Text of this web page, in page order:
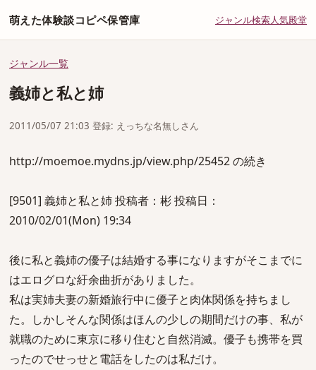
萌えた体験談コピペ保管庫 ジャンル検索人気殿堂
ジャンル一覧
義姉と私と姉
2011/05/07 21:03 登録: えっちな名無しさん
http://moemoe.mydns.jp/view.php/25452 の続き
[9501] 義姉と私と姉 投稿者：彬 投稿日：
2010/02/01(Mon) 19:34
後に私と義姉の優子は結婚する事になりますがそこまでに
はエログロな紆余曲折がありました。
私は実姉夫妻の新婚旅行中に優子と肉体関係を持ちまし
た。しかしそんな関係はほんの少しの期間だけの事、私が
就職のために東京に移り住むと自然消滅。優子も携帯を買
ったのでせっせと電話をしたのは私だけ。